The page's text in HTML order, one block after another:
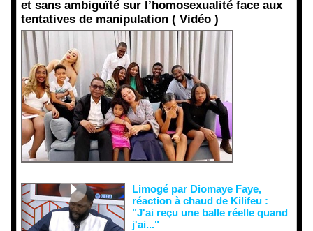
et sans ambiguïté sur l’homosexualité face aux
tentatives de manipulation ( Vidéo )
Limogé par Diomaye Faye,
réaction à chaud de Kilifeu :
"J'ai reçu une balle réelle quand
j'ai..."